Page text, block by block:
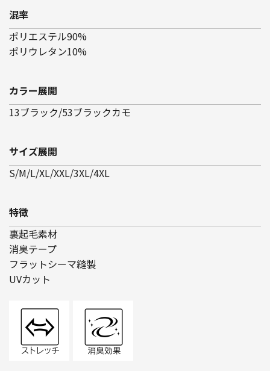
混率
ポリエステル90%
ポリウレタン10%
カラー展開
13ブラック/53ブラックカモ
サイズ展開
S/M/L/XL/XXL/3XL/4XL
特徴
裏起毛素材
消臭テープ
フラットシーマ縫製
UVカット